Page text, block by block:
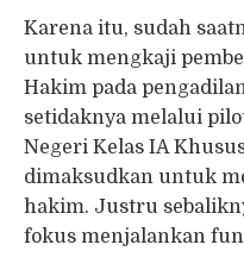
Karena itu, sudah
untuk mengkaji
Hakim pada
setidaknya melalui
Negeri Kelas IA
dimaksudkan untuk
hakim. Justru
fokus menjalankan